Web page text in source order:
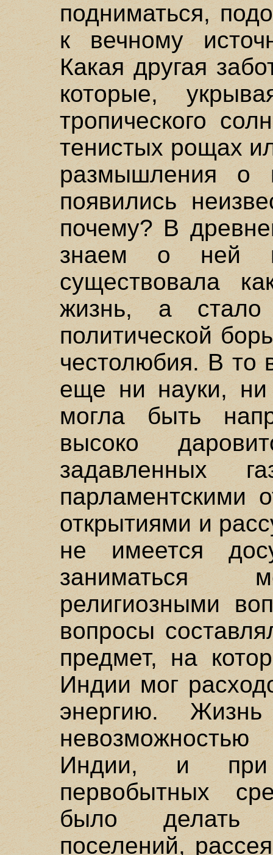
подниматься,
к вечному
Какая другая
которые,
тропического
тенистых рощах
размышления о
появились
почему? В
знаем о ней
существовала
жизнь, а
политической
честолюбия. В то
еще ни науки, ни
могла быть
высоко
задавленных
парламентскими
открытиями и
не имеется
заниматься
религиозными
вопросы
предмет, на
Индии мог
энергию.
Индии, и при
первобытных
было делать
поселений,